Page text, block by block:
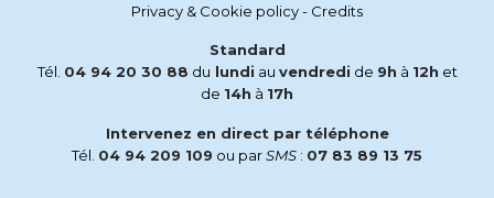
Privacy & Cookie policy- Credits
Standard
Tél. 04 94 20 30 88 du lundi au vendredi de 9h à 12h et
de 14h à 17h
Intervenez en direct par téléphone
Tél. 04 94 209 109 ou parSMS : 07 83 89 13 75